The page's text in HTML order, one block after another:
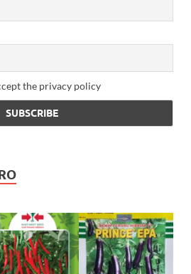
the privacy policy